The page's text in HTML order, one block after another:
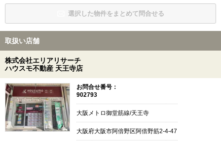
選択した物件をまとめて問合せる
取扱い店舗
株式会社エリアリサーチ
ハウスモ不動産 天王寺店
お問合せ番号：
902793
大阪メトロ御堂筋線/天王寺
大阪府大阪市阿倍野区阿倍野筋2-4-47